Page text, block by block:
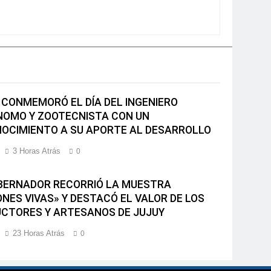
EL DÍA DEL INGENIERO
Y ZOOTECNISTA CON UN
A SU APORTE AL DESARROLLO
3 Horas Atrás 0
RECORRIÓ LA MUESTRA
VIVAS» Y DESTACÓ EL VALOR DE LOS
Y ARTESANOS DE JUJUY
23 Horas Atrás 0